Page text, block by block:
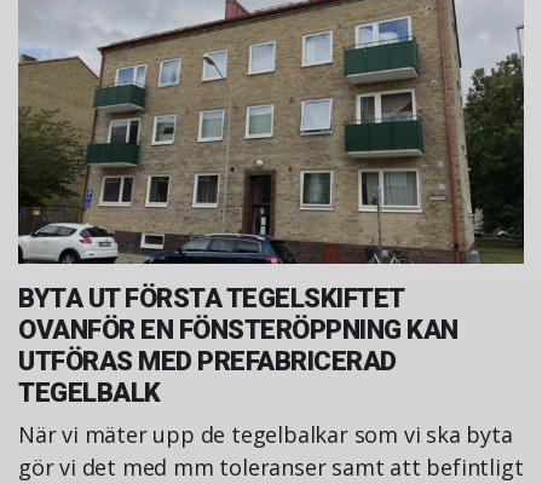
BYTA UT FÖRSTA TEGELSKIFTET
OVANFÖR EN FÖNSTERÖPPNING KAN
UTFÖRAS MED PREFABRICERAD
TEGELBALK
När vi mäter upp de tegelbalkar som vi ska byta
gör vi det med mm toleranser samt att befintligt